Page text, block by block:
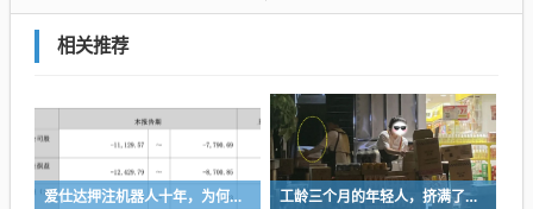
相关推荐
爱仕达押注机器人十年，为何陷入亏损困局？ 工龄三个月的年轻人，挤满了折扣零食店